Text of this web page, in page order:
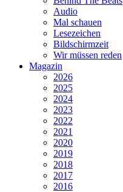
Audio
Mal schauen
Lesezeichen
Bildschirmzeit
Wir müssen reden
Magazin
2026
2025
2024
2023
2022
2021
2020
2019
2018
2017
2016